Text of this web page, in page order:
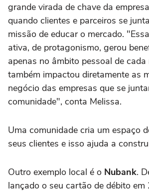
grande virada de chave da
quando clientes e parceiros se
missão de educar o mercado.
ativa, de protagonismo, gerou
apenas no âmbito pessoal de cada
também impactou diretamente as
negócio das empresas que se
comunidade", conta Melissa.
Uma comunidade cria um espaço
seus clientes e isso ajuda a
Outro exemplo local é o Nubank.
lançado o seu cartão de débito